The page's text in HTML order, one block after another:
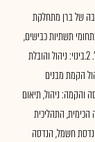
של ברן מתחלקת
בתחומי תשתיות כבישים,
רכבות/רכבות קלות, לשכונות מגורים, תשתיות ימיות, תשתיות מים וכו'. 2.בינוי: ניהול והובלת
הקמת מבנים
לרבות פיתוח שטח. 3.שירותי הנדסה והקמה: ניהול, תיאום
הכימית, התהליכית
חשמל, הנדסה